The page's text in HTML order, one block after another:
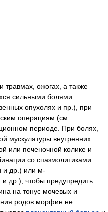
ожогах, а также
сильными болями
опухолях и пр.), при
операциям (см.
периоде. При болях,
мускулатуры внутренних
или печеночной колике и
со спазмолитиками
и др.) или м-
др.), чтобы предупредить
на тонус мочевых и
родов морфин не